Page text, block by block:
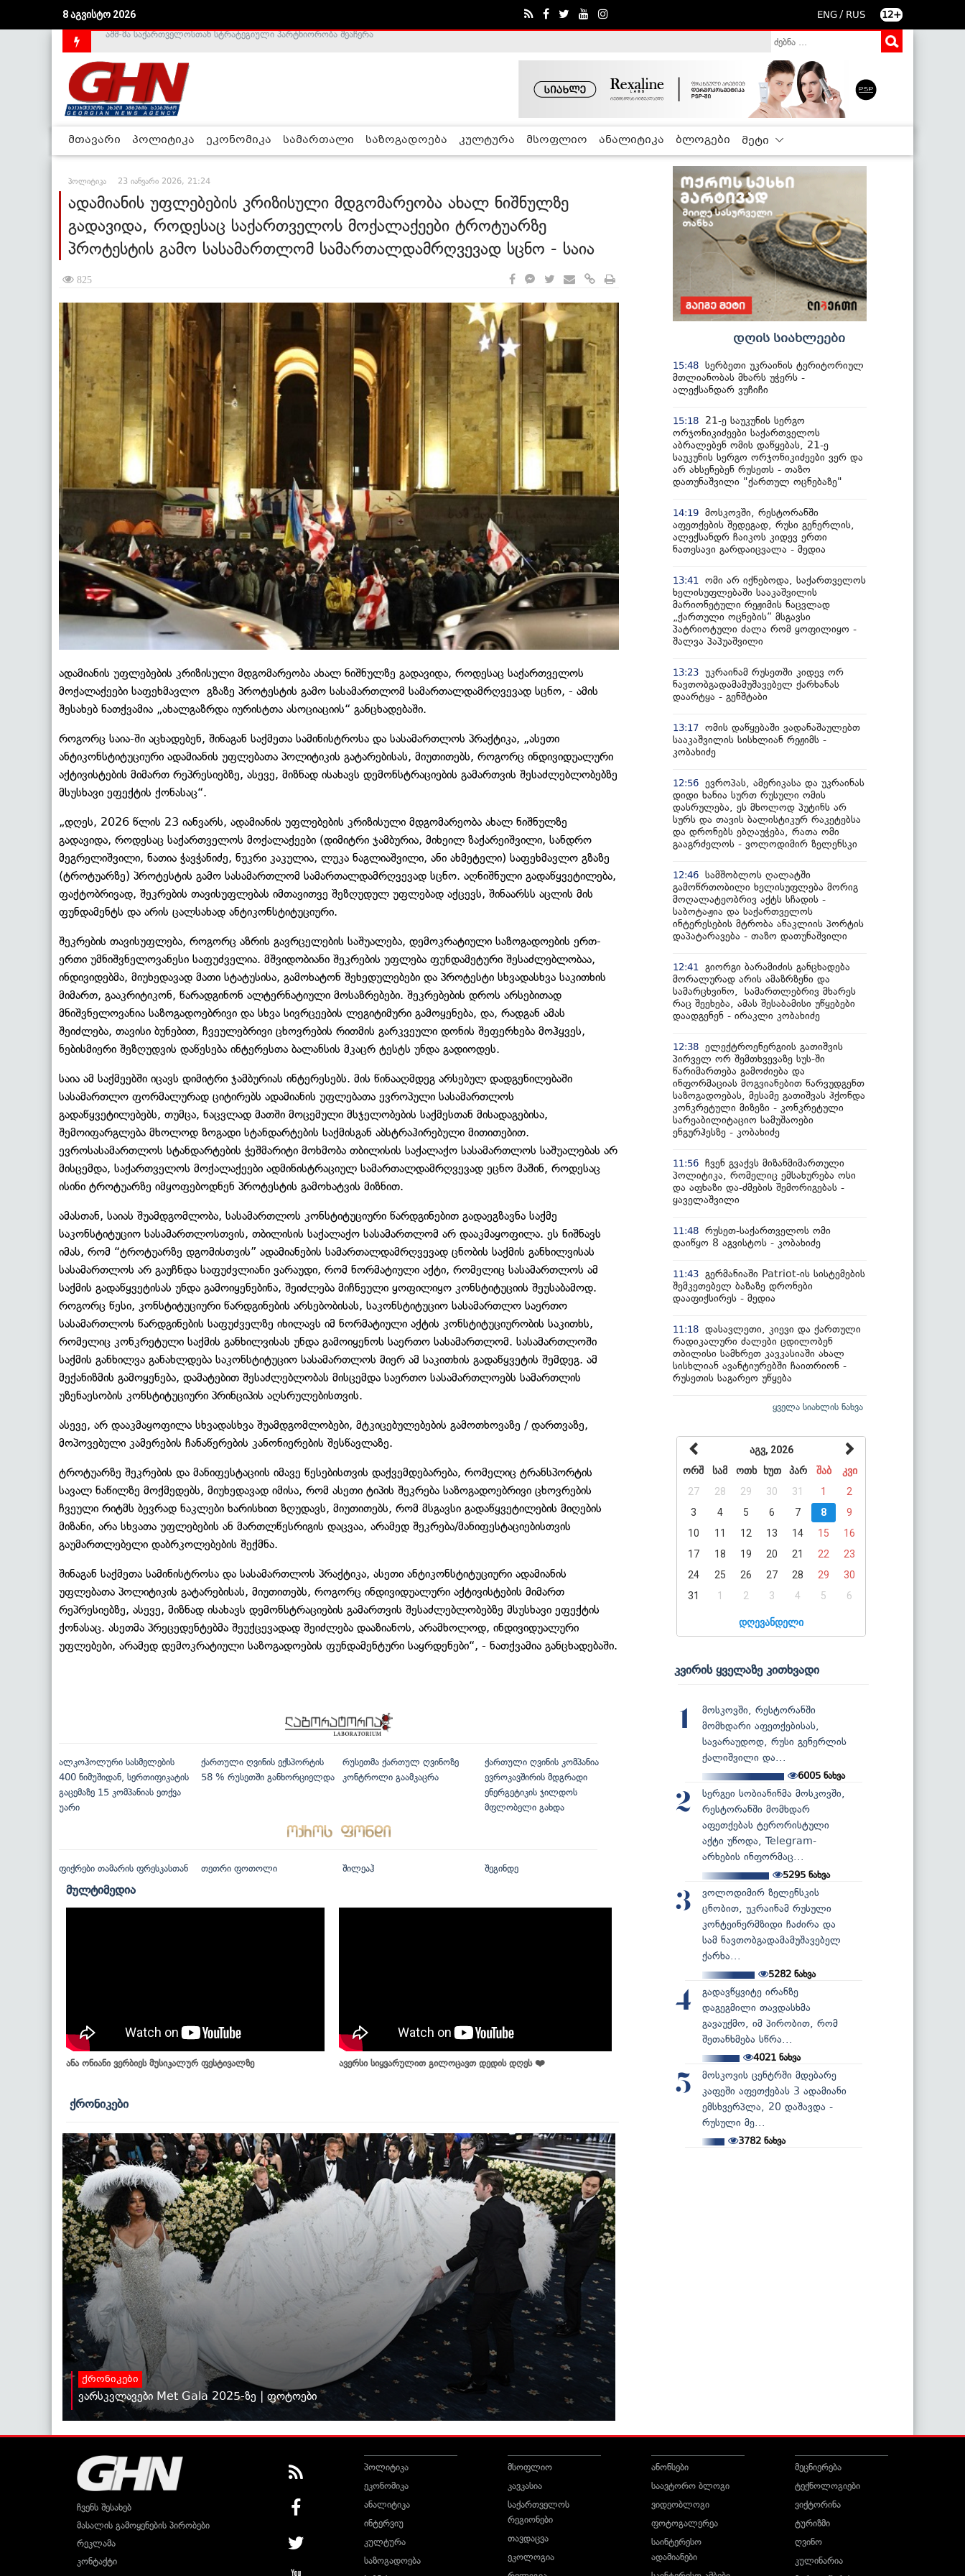
8 აგვისტო 2026 ENG / RUS 12+
საქართველოს დე-ფაქტო მთავრობა არალეგიტიმურია - ჰელსინკის კომისია
მთავარი პოლიტიკა ეკონომიკა სამართალი საზოგადოება კულტურა მსოფლიო ანალიტიკა ბლოგები მეტი
პოლიტიკა 23 იანვარი 2026, 21:24
ადამიანის უფლებების კრიზისული მდგომარეობა ახალ ნიშნულზე
გადავიდა, როდესაც საქართველოს მოქალაქეები ტროტუარზე
პროტესტის გამო სასამართლომ სამართალდამრღვევად სცნო - საია
825
ადამიანის უფლებების კრიზისული მდგომარეობა ახალ ნიშნულზე გადავიდა, როდესაც საქართველოს
მოქალაქეები საფეხმავლო გზაზე პროტესტის გამო სასამართლომ სამართალდამრღვევად სცნო, - ამის
შესახებ ნათქვამია „ახალგაზრდა იურისტთა ასოციაციის“ განცხადებაში.
როგორც საია-ში აცხადებენ, შინაგან საქმეთა სამინისტროსა და სასამართლოს პრაქტიკა, „ასეთი
ანტიკონსტიტუციური ადამიანის უფლებათა პოლიტიკის გატარებისას, მიუთითებს, როგორც ინდივიდუალური
აქტივისტების მიმართ რეპრესიებზე, ასევე, მიზნად ისახავს დემონსტრაციების გამართვის შესაძლებლობებზე
მსუსხავი ეფექტის ქონასაც“.
„დღეს, 2026 წლის 23 იანვარს, ადამიანის უფლებების კრიზისული მდგომარეობა ახალ ნიშნულზე
გადავიდა, როდესაც საქართველოს მოქალაქეები (დიმიტრი ჯამბურია, მიხეილ ზაქარეიშვილი, სანდრო
მეგრელიშვილი, ნათია ჭავჭანიძე, ნუკრი კაკულია, ლუკა ნაგლიაშვილი, ანი ახმეტელი) საფეხმავლო გზაზე
(ტროტუარზე) პროტესტის გამო სასამართლომ სამართალდამრღვევად სცნო. აღნიშნული გადაწყვეტილება,
ფაქტობრივად, შეკრების თავისუფლებას იმთავითვე შეზღუდულ უფლებად აქცევს, შინაარსს აცლის მის
ფუნდამენტს და არის ცალსახად ანტიკონსტიტუციური.
შეკრების თავისუფლება, როგორც აზრის გავრცელების საშუალება, დემოკრატიული საზოგადოების ერთ-
ერთი უმნიშვნელოვანესი საფუძველია. მშვიდობიანი შეკრების უფლება ფუნდამეტური შესაძლებლობაა,
ინდივიდებმა, მიუხედავად მათი სტატუსისა, გამოხატონ შეხედულებები და პროტესტი სხვადასხვა საკითხის
მიმართ, გააკრიტიკონ, წარადგინონ ალტერნატიული მოსაზრებები. შეკრებების დროს არსებითად
მნიშვნელოვანია საზოგადოებრივი და სხვა სივრცეების ლეგიტიმური გამოყენება, და, რადგან ამას
შეიძლება, თავისი ბუნებით, ჩვეულებრივი ცხოვრების რითმის გარკვეული დონის შეფერხება მოჰყვეს,
ნებისმიერი შეზღუდვის დაწესება ინტერესთა ბალანსის მკაცრ ტესტს უნდა გადიოდეს.
საია ამ საქმეებში იცავს დიმიტრი ჯამბურიას ინტერესებს. მის წინააღმდეგ არსებულ დადგენილებაში
სასამართლო ფორმალურად ციტირებს ადამიანის უფლებათა ევროპული სასამართლოს
გადაწყვეტილებებს, თუმცა, ნაცვლად მათში მოცემული მსჯელობების საქმესთან მისადაგებისა,
შემოიფარგლება მხოლოდ ზოგადი სტანდარტების საქმისგან აბსტრაჰირებული მითითებით.
ევროსასამართლოს სტანდარტების ჭეშმარიტი მოხმობა თბილისის საქალაქო სასამართლოს საშუალებას არ
მისცემდა, საქართველოს მოქალაქეები ადმინისტრაციულ სამართალდამრღვევად ეცნო მაშინ, როდესაც
ისინი ტროტუარზე იმყოფებოდნენ პროტესტის გამოხატვის მიზნით.
ამასთან, საიას შუამდგომლობა, სასამართლოს კონსტიტუციური წარდგინებით გადაეგზავნა საქმე
საკონსტიტუციო სასამართლოსთვის, თბილისის საქალაქო სასამართლომ არ დააკმაყოფილა. ეს ნიშნავს
იმას, რომ “ტროტუარზე დგომისთვის” ადამიანების სამართალდამრღვევად ცნობის საქმის განხილვისას
სასამართლოს არ გაუჩნდა საფუძვლიანი ვარაუდი, რომ ნორმატიული აქტი, რომელიც სასამართლოს ამ
საქმის გადაწყვეტისას უნდა გამოიყენებინა, შეიძლება მიჩნეული ყოფილიყო კონსტიტუციის შეუსაბამოდ.
როგორც წესი, კონსტიტუციური წარდგინების არსებობისას, საკონსტიტუციო სასამართლო საერთო
სასამართლოს წარდგინების საფუძველზე იხილავს იმ ნორმატიული აქტის კონსტიტუციურობის საკითხს,
რომელიც კონკრეტული საქმის განხილვისას უნდა გამოიყენოს საერთო სასამართლომ. სასამართლოში
საქმის განხილვა განახლდება საკონსტიტუციო სასამართლოს მიერ ამ საკითხის გადაწყვეტის შემდეგ. ამ
მექანიზმის გამოყენება, დამატებით შესაძლებლობას მისცემდა საერთო სასამართლოებს სამართლის
უზენაესობის კონსტიტუციური პრინციპის აღსრულებისთვის.
ასევე, არ დააკმაყოფილა სხვადასხვა შუამდგომლობები, მტკიცებულებების გამოთხოვაზე / დართვაზე,
მოპოვებული კამერების ჩანაწერების კანონიერების შესწავლაზე.
ტროტუარზე შეკრების და მანიფესტაციის იმავე წესებისთვის დაქვემდებარება, რომელიც ტრანსპორტის
სავალ ნაწილზე მოქმედებს, მიუხედავად იმისა, რომ ასეთი ტიპის შეკრება საზოგადოებრივი ცხოვრების
ჩვეული რიტმს ბევრად ნაკლები ხარისხით ზღუდავს, მიუთითებს, რომ მსგავსი გადაწყვეტილების მიღების
მიზანი, არა სხვათა უფლებების ან მართლწესრიგის დაცვაა, არამედ შეკრება/მანიფესტაციებისთვის
გაუმართლებელი დაბრკოლებების შექმნა.
შინაგან საქმეთა სამინისტროსა და სასამართლოს პრაქტიკა, ასეთი ანტიკონსტიტუციური ადამიანის
უფლებათა პოლიტიკის გატარებისას, მიუთითებს, როგორც ინდივიდუალური აქტივისტების მიმართ
რეპრესიებზე, ასევე, მიზნად ისახავს დემონსტრაციების გამართვის შესაძლებლობებზე მსუსხავი ეფექტის
ქონასაც. ასეთმა პრეცედენტებმა შეუქცევადად შეიძლება დააზიანოს, არამხოლოდ, ინდივიდუალური
უფლებები, არამედ დემოკრატიული საზოგადოების ფუნდამენტური საყრდენები“, - ნათქვამია განცხადებაში.
ალკოჰოლური სასმელების
400 ნიმუშიდან, სერთიფიკატის
გაცემაზე 15 კომპანიას ეთქვა
უარი
ქართული ღვინის ექსპორტის
58 % რუსეთში განხორციელდა
რუსეთმა ქართულ ღვინოზე
კონტროლი გაამკაცრა
ქართული ღვინის კომპანია
ევროკავშირის მდგრადი
ენერგეტიკის ჯილდოს
მფლობელი გახდა
ფიქრები თამარის ფრესკასთან თეთრი ფოთოლი შილეაჰ შეგინდე
მულტიმედია
ანა ონიანი ვერბიეს მუსიკალურ ფესტივალზე ავერსი სიყვარულით გილოცავთ დედის დღეს ❤️
ქრონიკები
ქრონიკები
ვარსკვლავები Met Gala 2025-ზე | ფოტოები
დღის სიახლეები
15:48 სერბეთი უკრაინის ტერიტორიულ
მთლიანობას მხარს უჭერს -
ალექსანდარ ვუჩიჩი
15:18
21-ე საუკუნის სერგო
ორჯონიკიძეები საქართველოს
აბრალებენ ომის დაწყებას, 21-ე
საუკუნის სერგო ორჯონიკიძეები ვერ და
არ ახსენებენ რუსეთს - თაზო
დათუნაშვილი "ქართულ ოცნებაზე"
14:19 მოსკოვში, რესტორანში
აფეთქების შედეგად, რუსი გენერლის,
ალექსანდრ ჩაიკოს კიდევ ერთი
ნათესავი გარდაიცვალა - მედია
13:41
ომი არ იქნებოდა, საქართველოს
ხელისუფლებაში სააკაშვილის
მარიონეტული რეჟიმის ნაცვლად
„ქართული ოცნების“ მსგავსი
პატრიოტული ძალა რომ ყოფილიყო -
შალვა პაპუაშვილი
13:23 უკრაინამ რუსეთში კიდევ ორ
ნავთობგადამამუშავებელ ქარხანას
დაარტყა - გენშტაბი
13:17 ომის დაწყებაში ვადანაშაულებთ
სააკაშვილის სისხლიან რეჟიმს -
კობახიძე
12:56 ევროპას, ამერიკასა და უკრაინას
დიდი ხანია სურთ რუსული ომის
დასრულება, ეს მხოლოდ პუტინს არ
სურს და თავის ბალისტიკურ რაკეტებსა
და დრონებს ებღაუჭება, რათა ომი
გააგრძელოს - ვოლოდიმირ ზელენსკი
12:46 სამშობლოს ღალატში
გამოწრთობილი ხელისუფლება მორიგ
მოღალატეობრივ აქტს სჩადის -
საბოტაჟია და საქართველოს
ინტერესების მტრობა ანაკლიის პორტის
დაპატარავება - თაზო დათუნაშვილი
12:41
გიორგი ბარამიძის განცხადება
მორალურად არის ამაზრზენი და
სამარცხვინო, სამართლებრივ მხარეს
რაც შეეხება, ამას შესაბამისი უწყებები
დაადგენენ - ირაკლი კობახიძე
12:38 ელექტროენერგიის გათიშვის
პირველ ორ შემთხვევაზე სუს-ში
წარიმართება გამოძიება და
ინფორმაციას მოგვიანებით წარვუდგენთ
საზოგადოებას, მესამე გათიშვას ჰქონდა
კონკრეტული მიზეზი - კონკრეტული
სარეაბილიტაციო სამუშაოები
ენგურჰესზე - კობახიძე
11:56 ჩვენ გვაქვს მიზანმიმართული
პოლიტიკა, რომელიც ემსახურება ოსი
და აფხაზი და-ძმების შემორიგებას -
ყაველაშვილი
11:48 რუსეთ-საქართველოს ომი
დაიწყო 8 აგვისტოს - კობახიძე
11:43 გერმანიაში Patriot-ის სისტემების
შემკეთებელ ბაზაზე დრონები
დააფიქსირეს - მედია
11:18 დასავლეთი, კიევი და ქართული
რადიკალური ძალები ცდილობენ
თბილისი სამხრეთ კავკასიაში ახალ
სისხლიან ავანტიურებში ჩაითრიონ -
რუსეთის საგარეო უწყება
ყველა სიახლის ნახვა
აგვ, 2026
ორშ
სამ ოთხ ხუთ პარ შაბ
კვი
27
28 29 30 31 1
2
3
4 5 6 7 8
9
10
11 12 13 14 15
16
17
18 19 20 21 22
23
24
25 26 27 28 29
30
31
1 2 3 4 5 6
დღევანდელი
კვირის ყველაზე კითხვადი
1
მოსკოვში, რესტორანში
მომხდარი აფეთქებისას,
სავარაუდოდ, რუსი გენერლის
ქალიშვილი და...
6005 ნახვა
2
სერგეი სობიანინმა მოსკოვში,
რესტორანში მომხდარ
აფეთქებას ტერორისტული
აქტი უწოდა, Telegram-
არხების ინფორმაც...
5295 ნახვა
3
ვოლოდიმირ ზელენსკის
ცნობით, უკრაინამ რუსული
კონტეინერმზიდი ჩაძირა და
სამ ნავთობგადამამუშავებელ
ქარხა...
5282ნახვა
4
გადავწყვიტე ირანზე
დაგეგმილი თავდასხმა
გავაუქმო, იმ პირობით, რომ
შეთანხმება სწრა...
4021ნახვა
5
მოსკოვის ცენტრში მდებარე
კაფეში აფეთქებას 3 ადამიანი
ემსხვერპლა, 20 დაშავდა -
რუსული მე...
3782 ნახვა
ჩვენს შესახებ
მასალის გამოყენების პირობები
რეკლამა
კონტაქტი
პოლიტიკა
ეკონომიკა
ანალიტიკა
ინტერვიუ
კულტურა
საზოგადოება
მსოფლიო
კავკასია
საქართველოს
რეგიონები
თავდაცვა
ეკოლოგია
ანონსები
საავტორო ბლოგი
ვიდეობლოგი
ფოტოგალერეა
საინტერესო
ადამიანები
მეცნიერება
ტექნოლოგიები
ვიქტორინა
ტურიზმი
ღვინო
კულინარია